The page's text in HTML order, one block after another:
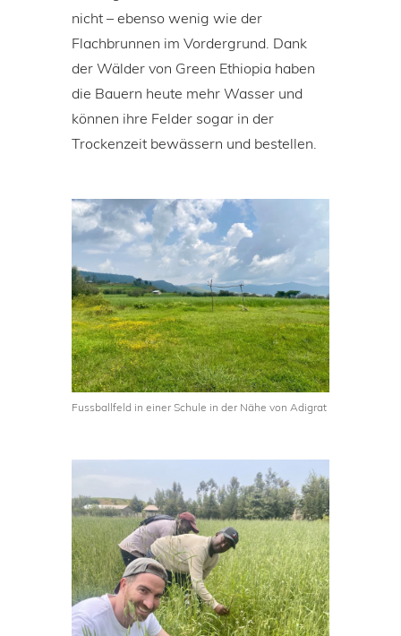
nicht – ebenso wenig wie der
Flachbrunnen im Vordergrund. Dank
der Wälder von Green Ethiopia haben
die Bauern heute mehr Wasser und
können ihre Felder sogar in der
Trockenzeit bewässern und bestellen.
Fussballfeld in einer Schule in der Nähe von Adigrat